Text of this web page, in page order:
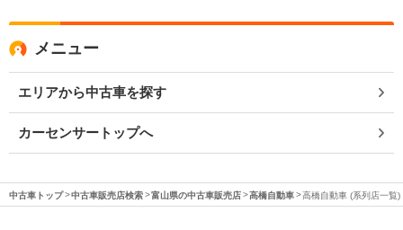
メニュー
エリアから中古車を探す
カーセンサートップへ
中古車トップ 中古車販売店検索 富山県の中古車販売店 高橋自動車 高橋自動車 (系列店一覧)